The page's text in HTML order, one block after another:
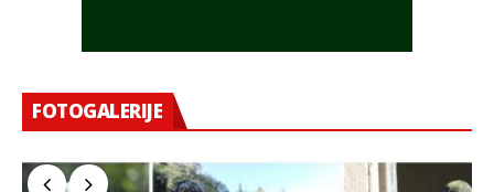
FOTOGALERIJE